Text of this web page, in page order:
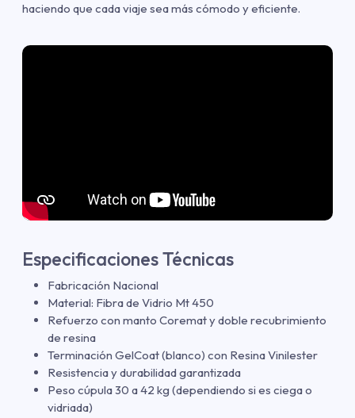
haciendo que cada viaje sea más cómodo y eficiente.
Especificaciones Técnicas
Fabricación Nacional
Material: Fibra de Vidrio Mt 450
Refuerzo con manto Coremat y doble recubrimiento
de resina
Terminación GelCoat (blanco) con Resina Vinilester
Resistencia y durabilidad garantizada
Peso cúpula 30 a 42 kg (dependiendo si es ciega o
vidriada)